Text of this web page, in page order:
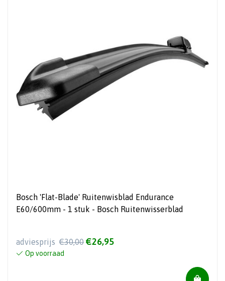
Bosch 'Flat-Blade' Ruitenwisblad Endurance
E60/600mm - 1 stuk - Bosch Ruitenwisserblad
adviesprijs €30,00 €26,95
Op voorraad